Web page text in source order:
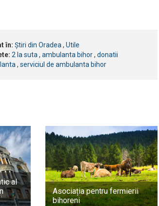
în: Știri din Oradea , Utile
2 la suta , ambulanta bihor, donatii
, serviciul de ambulanta bihor
al
Asociația pentru fermierii
bihoreni